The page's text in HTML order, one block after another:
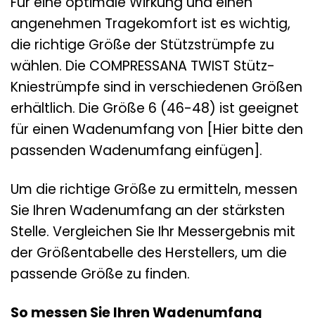
angenehmen Tragekomfort ist es wichtig,
die richtige Größe der Stützstrümpfe zu
wählen. Die COMPRESSANA TWIST Stütz-
Kniestrümpfe sind in verschiedenen Größen
erhältlich. Die Größe 6 (46-48) ist geeignet
für einen Wadenumfang von [Hier bitte den
passenden Wadenumfang einfügen].
Um die richtige Größe zu ermitteln, messen
Sie Ihren Wadenumfang an der stärksten
Stelle. Vergleichen Sie Ihr Messergebnis mit
der Größentabelle des Herstellers, um die
passende Größe zu finden.
So messen Sie Ihren Wadenumfang